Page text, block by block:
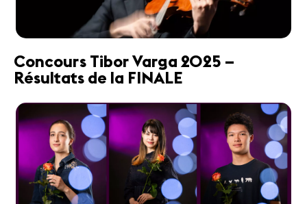
Concours Tibor Varga 2025 –
Résultats de la FINALE